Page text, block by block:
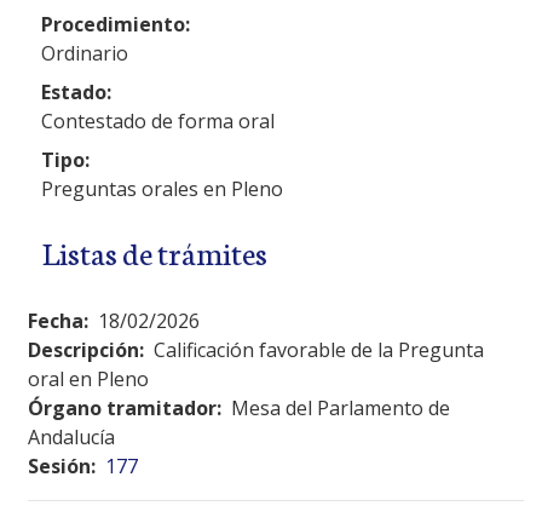
Procedimiento:
Ordinario
Estado:
Contestado de forma oral
Tipo:
Preguntas orales en Pleno
Listas de trámites
Fecha: 18/02/2026
Descripción: Calificación favorable de la Pregunta
oral en Pleno
Órgano tramitador: Mesa del Parlamento de
Andalucía
Sesión: 177